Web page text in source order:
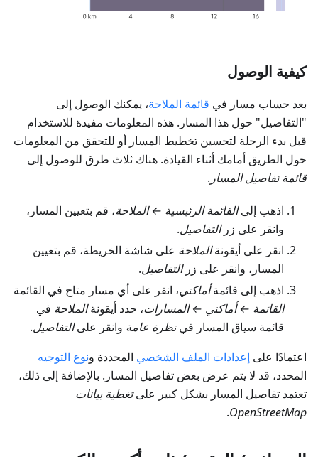
كيفية الوصول
بعد حساب مسار في قائمة الملاحة، يمكنك الوصول إلى
"التفاصيل" حول هذا المسار. هذه المعلومات مفيدة للاستخدام
قبل بدء الرحلة لتحسين تخطيط المسار أو للتحقق من المعلومات
حول الطريق أمامك أثناء القيادة. هناك ثلاث طرق للوصول إلى
قائمة تفاصيل المسار .
اذهب إلىالقائمة الرئيسية ← الملاحة، قم بتعيين المسار،
وانقر على زرالتفاصيل.
انقر على أيقونةالملاحة على شاشة الخريطة، قم بتعيين
المسار، وانقر على زرالتفاصيل.
اذهب إلى قائمةأماكني، انقر على أي مسار متاح في القائمة
القائمة ← أماكني ← المسارات، حدد أيقونةالملاحة في
قائمة سياق المسار فينظرة عامة وانقر علىالتفاصيل.
اعتمادًا على إعدادات الملف الشخصي المحددة ونوع التوجيه
المحدد، قد لا يتم عرض بعض تفاصيل المسار. بالإضافة إلى ذلك،
تعتمد تفاصيل المسار بشكل كبير علىتغطية بيانات
OpenStreetMap
.